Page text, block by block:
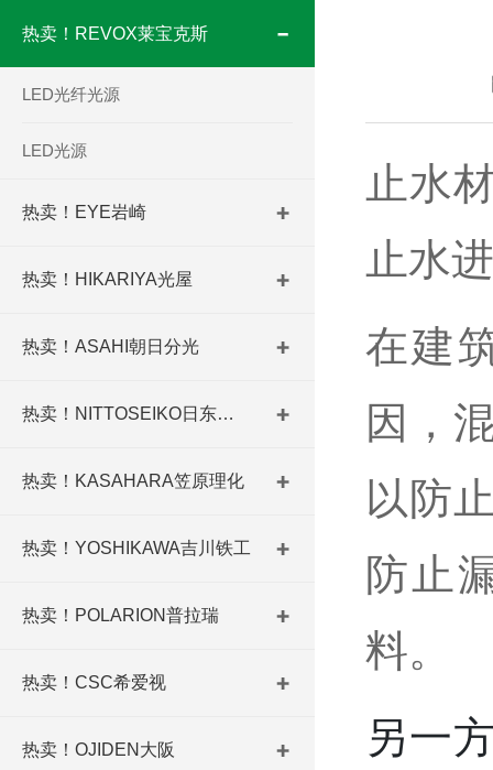
止水
止水
在建
因，
以防
防止
料。
另一
热卖！REVOX莱宝克斯
LED光纤光源
LED光源
热卖！EYE岩崎
热卖！HIKARIYA光屋
热卖！ASAHI朝日分光
热卖！NITTOSEIKO日东精工
热卖！KASAHARA笠原理化
热卖！YOSHIKAWA吉川铁工
热卖！POLARION普拉瑞
热卖！CSC希爱视
热卖！OJIDEN大阪